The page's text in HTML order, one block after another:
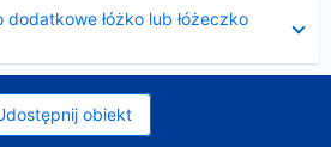
łóżko lub łóżeczko
obiekt